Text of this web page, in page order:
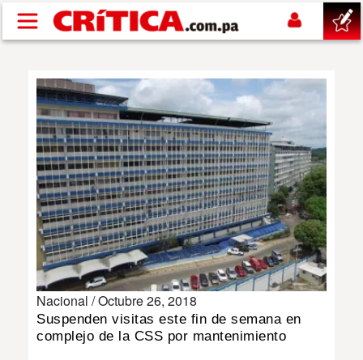
Pasar al contenido principal
SUCESOS
NACIONAL
POLÍTICA
SHOW
DEPORTES
Nacional /Octubre 26, 2018
Suspenden visitas este fin de semana en
complejo de la CSS por mantenimiento